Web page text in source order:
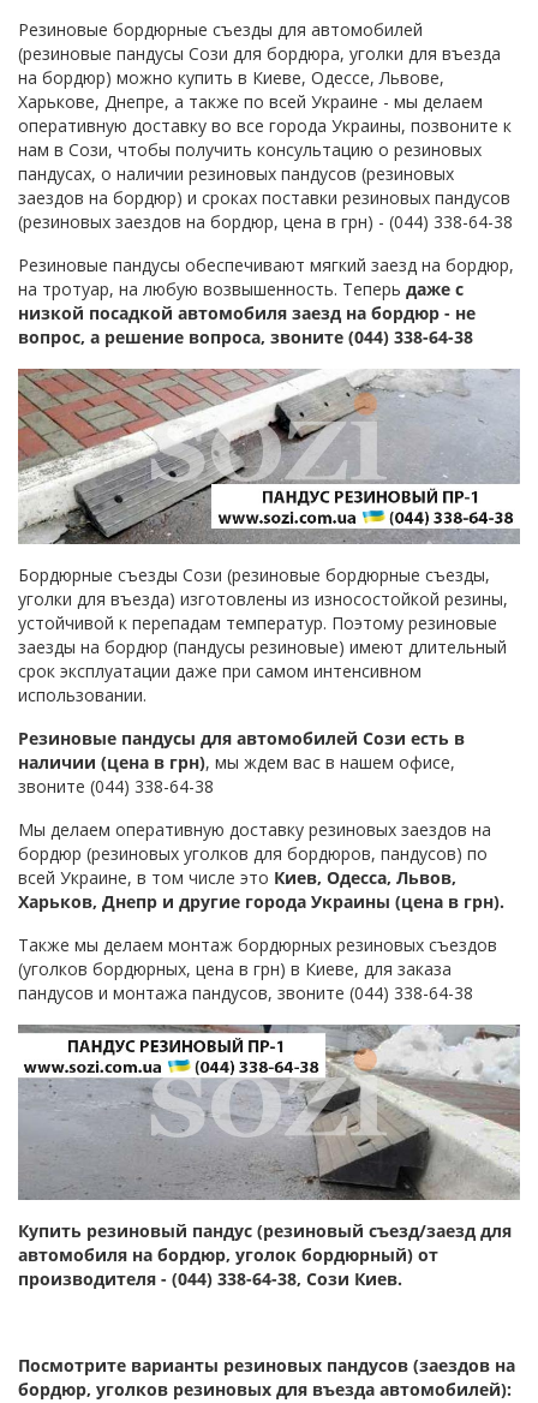
Резиновые бордюрные съезды для автомобилей
(резиновые пандусы Сози для бордюра, уголки для въезда
на бордюр) можно купить в Киеве, Одессе, Львове,
Харькове, Днепре, а также по всей Украине - мы делаем
оперативную доставку во все города Украины, позвоните к
нам в Сози, чтобы получить консультацию о резиновых
пандусах, о наличии резиновых пандусов (резиновых
заездов на бордюр) и сроках поставки резиновых пандусов
(резиновых заездов на бордюр, цена в грн) - (044) 338-64-38
Резиновые пандусы обеспечивают мягкий заезд на бордюр,
на тротуар, на любую возвышенность. Теперь даже с
низкой посадкой автомобиля заезд на бордюр - не
вопрос, а решение вопроса, звоните (044) 338-64-38
Бордюрные съезды Сози (резиновые бордюрные съезды,
уголки для въезда) изготовлены из износостойкой резины,
устойчивой к перепадам температур. Поэтому резиновые
заезды на бордюр (пандусы резиновые) имеют длительный
срок эксплуатации даже при самом интенсивном
использовании.
Резиновые пандусы для автомобилей Сози есть в
наличии (цена в грн), мы ждем вас в нашем офисе,
звоните (044) 338-64-38
Мы делаем оперативную доставку резиновых заездов на
бордюр (резиновых уголков для бордюров, пандусов) по
всей Украине, в том числе это Киев, Одесса, Львов,
Харьков, Днепр и другие города Украины (цена в грн).
Также мы делаем монтаж бордюрных резиновых съездов
(уголков бордюрных, цена в грн) в Киеве, для заказа
пандусов и монтажа пандусов, звоните (044) 338-64-38
Купить резиновый пандус (резиновый съезд/заезд для
автомобиля на бордюр, уголок бордюрный) от
производителя - (044) 338-64-38, Сози Киев.
Посмотрите варианты резиновых пандусов (заездов на
бордюр, уголков резиновых для въезда автомобилей):